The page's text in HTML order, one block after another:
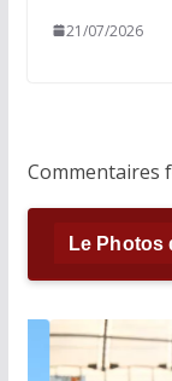
21/07/2026
Commentaires
Le Photos